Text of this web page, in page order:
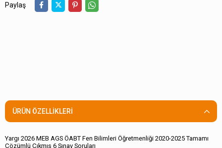
Paylaş
ÜRÜN ÖZELLIKLERI
Yargı 2026 MEB AGS ÖABT Fen Bilimleri Öğretmenliği 2020-2025 Tamamı
Çözümlü Çıkmış 6 Sınav Soruları